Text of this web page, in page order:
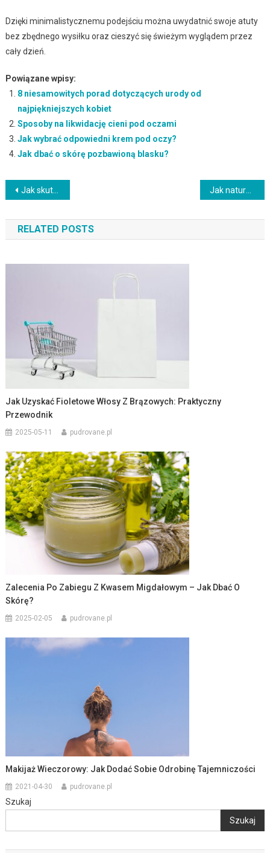
Dzięki minimalistycznemu podejściu można uwydatnić swoje atuty
bez zbędnego wysiłku oraz cieszyć się świeżym wyglądem przez
cały dzień.
Powiązane wpisy:
8 niesamowitych porad dotyczących urody od
najpiękniejszych kobiet
Sposoby na likwidację cieni pod oczami
Jak wybrać odpowiedni krem pod oczy?
Jak dbać o skórę pozbawioną blasku?
Nawigacja
wpisu
Jak skutecznie zmyć kurkumę z paznokci? Praktyczne metody Jak naturalnie rozjaśnić włosy farbowane? Sprawdzone metody i porady
RELATED POSTS
Jak Uzyskać Fioletowe Włosy Z Brązowych: Praktyczny
Przewodnik
2025-05-11 pudrovane.pl
Zalecenia Po Zabiegu Z Kwasem Migdałowym – Jak Dbać O
Skórę?
2025-02-05 pudrovane.pl
Makijaż Wieczorowy: Jak Dodać Sobie Odrobinę Tajemniczości
2021-04-30 pudrovane.pl
Szukaj
Szukaj